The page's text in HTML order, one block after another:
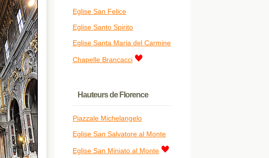
Eglise San Felice
Eglise Santo Spirito
Eglise Santa Maria del Carmine
Chapelle Brancacci
Hauteurs de Florence
Piazzale Michelangelo
Eglise San Salvatore al Monte
Eglise San Miniato al Monte